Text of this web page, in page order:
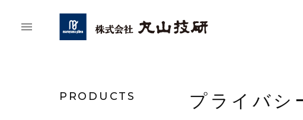
PRODUCTS プライバシ